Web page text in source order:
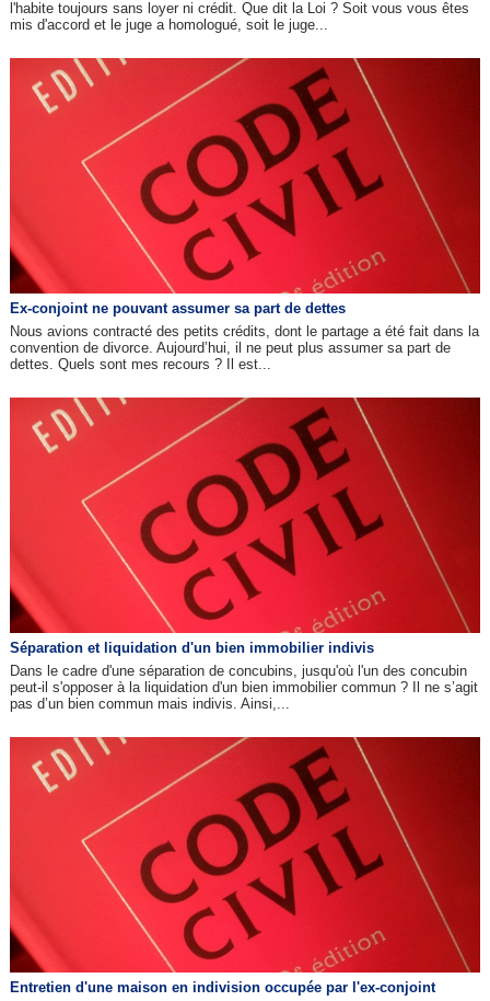
l'habite toujours sans loyer ni crédit. Que dit la Loi ? Soit vous vous êtes
mis d'accord et le juge a homologué, soit le juge...
Ex-conjoint ne pouvant assumer sa part de dettes
Nous avions contracté des petits crédits, dont le partage a été fait dans la
convention de divorce. Aujourd’hui, il ne peut plus assumer sa part de
dettes. Quels sont mes recours ? Il est...
Séparation et liquidation d'un bien immobilier indivis
Dans le cadre d'une séparation de concubins, jusqu'où l'un des concubin
peut-il s'opposer à la liquidation d'un bien immobilier commun ? Il ne s’agit
pas d’un bien commun mais indivis. Ainsi,...
Entretien d'une maison en indivision occupée par l'ex-conjoint